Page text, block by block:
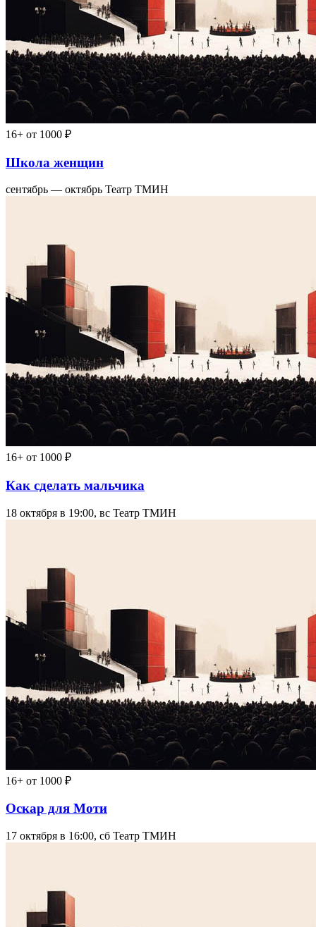
16+ от 1000 ₽
Школа женщин
сентябрь — октябрь Театр ТМИН
16+ от 1000 ₽
Как сделать мальчика
18 октября в 19:00, вс Театр ТМИН
16+ от 1000 ₽
Оскар для Моти
17 октября в 16:00, сб Театр ТМИН